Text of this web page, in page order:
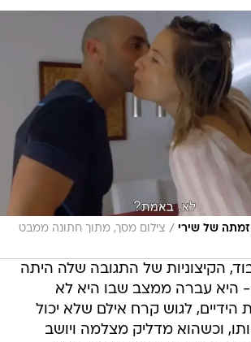
של שירי / צילום מסך, מתוך חתונה ממבט
הקיצוניות של התגובה שלה היתה
- היא עברה ממצב שבו היא לא
הידיים, לגוש קרח אילם שלא יכול
וכשהוא מדליק מצלמה ויושב